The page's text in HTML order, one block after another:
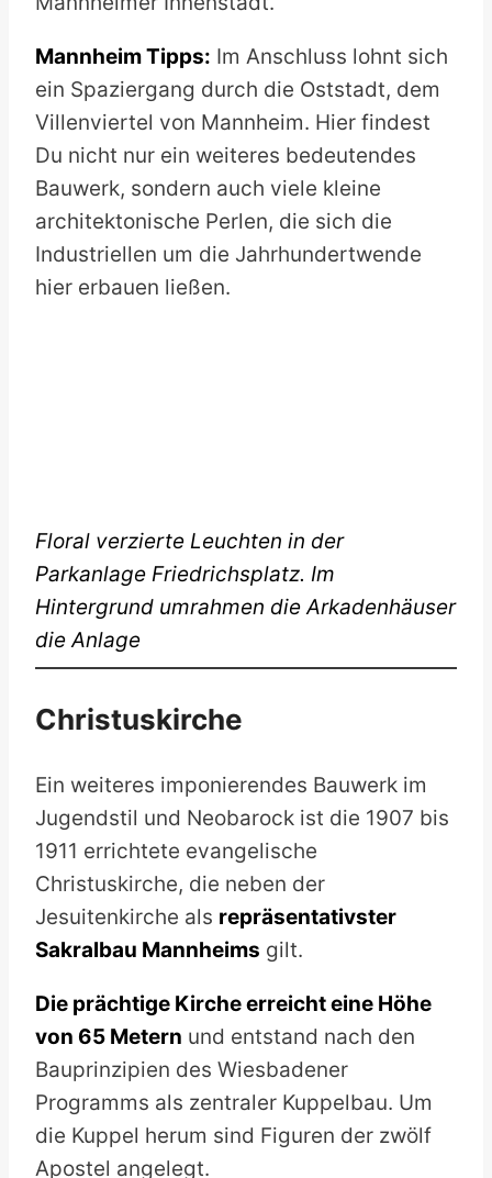
Mannheim Tipps: Im Anschluss lohnt sich
ein Spaziergang durch die Oststadt, dem
Villenviertel von Mannheim. Hier findest
Du nicht nur ein weiteres bedeutendes
Bauwerk, sondern auch viele kleine
architektonische Perlen, die sich die
Industriellen um die Jahrhundertwende
hier erbauen ließen.
Floral verzierte Leuchten in der
Parkanlage Friedrichsplatz. Im
Hintergrund umrahmen die Arkadenhäuser
die Anlage
Christuskirche
Ein weiteres imponierendes Bauwerk im
Jugendstil und Neobarock ist die 1907 bis
1911 errichtete evangelische
Christuskirche, die neben der
Jesuitenkirche als repräsentativster
Sakralbau Mannheims gilt.
Die prächtige Kirche erreicht eine Höhe
von 65 Metern und entstand nach den
Bauprinzipien des Wiesbadener
Programms als zentraler Kuppelbau. Um
die Kuppel herum sind Figuren der zwölf
Apostel angelegt.